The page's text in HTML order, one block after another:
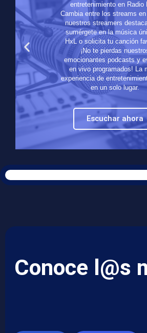
entretenimiento en Radio
Cambia entre los streams
nuestros streamers
sumérgete en la música
HxL o solicita tu canción
¡No te pierdas
emocionantes podcasts y
en vivo programados! La
experiencia de
en un solo lugar.
Escuchar ahora
Conoce l@s